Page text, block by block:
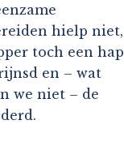
hielp niet,
toch een hap
en – wat
we niet – de